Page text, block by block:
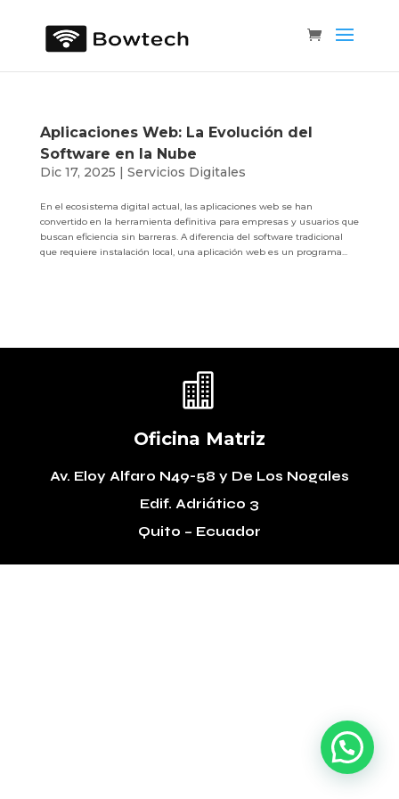
Aplicaciones Web: La Evolución del
Software en la Nube
Dic 17, 2025 | Servicios Digitales
En el ecosistema digital actual, las aplicaciones web se han
convertido en la herramienta definitiva para empresas y usuarios que
buscan eficiencia sin barreras. A diferencia del software tradicional
que requiere instalación local, una aplicación web es un programa...

Oficina Matriz
Av. Eloy Alfaro N49-58 y De Los Nogales
Edif. Adriático 3
Quito – Ecuador